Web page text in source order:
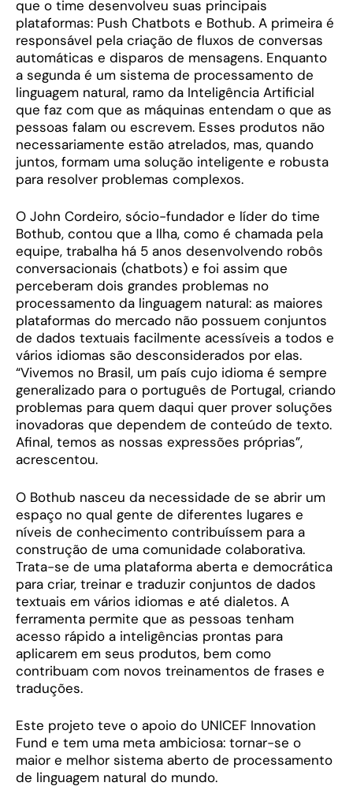
que o time desenvolveu suas principais
plataformas: Push Chatbots e Bothub. A primeira é
responsável pela criação de fluxos de conversas
automáticas e disparos de mensagens. Enquanto
a segunda é um sistema de processamento de
linguagem natural, ramo da Inteligência Artificial
que faz com que as máquinas entendam o que as
pessoas falam ou escrevem. Esses produtos não
necessariamente estão atrelados, mas, quando
juntos, formam uma solução inteligente e robusta
para resolver problemas complexos.
O John Cordeiro, sócio-fundador e líder do time
Bothub, contou que a Ilha, como é chamada pela
equipe, trabalha há 5 anos desenvolvendo robôs
conversacionais (chatbots) e foi assim que
perceberam dois grandes problemas no
processamento da linguagem natural: as maiores
plataformas do mercado não possuem conjuntos
de dados textuais facilmente acessíveis a todos e
vários idiomas são desconsiderados por elas.
“Vivemos no Brasil, um país cujo idioma é sempre
generalizado para o português de Portugal, criando
problemas para quem daqui quer prover soluções
inovadoras que dependem de conteúdo de texto.
Afinal, temos as nossas expressões próprias”,
acrescentou.
O Bothub nasceu da necessidade de se abrir um
espaço no qual gente de diferentes lugares e
níveis de conhecimento contribuíssem para a
construção de uma comunidade colaborativa.
Trata-se de uma plataforma aberta e democrática
para criar, treinar e traduzir conjuntos de dados
textuais em vários idiomas e até dialetos. A
ferramenta permite que as pessoas tenham
acesso rápido a inteligências prontas para
aplicarem em seus produtos, bem como
contribuam com novos treinamentos de frases e
traduções.
Este projeto teve o apoio do UNICEF Innovation
Fund e tem uma meta ambiciosa: tornar-se o
maior e melhor sistema aberto de processamento
de linguagem natural do mundo.